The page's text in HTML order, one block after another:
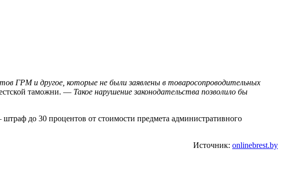
ГРМ и другое, которые не были заявлены в товаросопроводительных
таможни. — Такое нарушение законодательства позволило бы
до 30 процентов от стоимости предмета административного
Источник: onlinebrest.by